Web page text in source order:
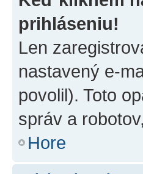
prihláseniu!
Len
nastavený e-
povolil). Toto
správ a
Hore